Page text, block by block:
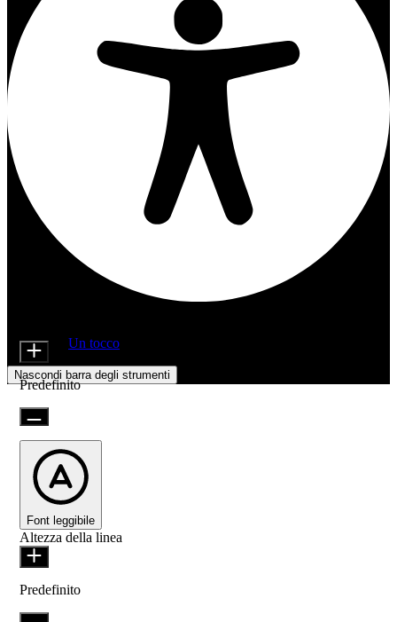
Offerto da Un tocco
Nascondi barra degli strumenti
Predefinito
Font leggibile
Altezza della linea
Predefinito